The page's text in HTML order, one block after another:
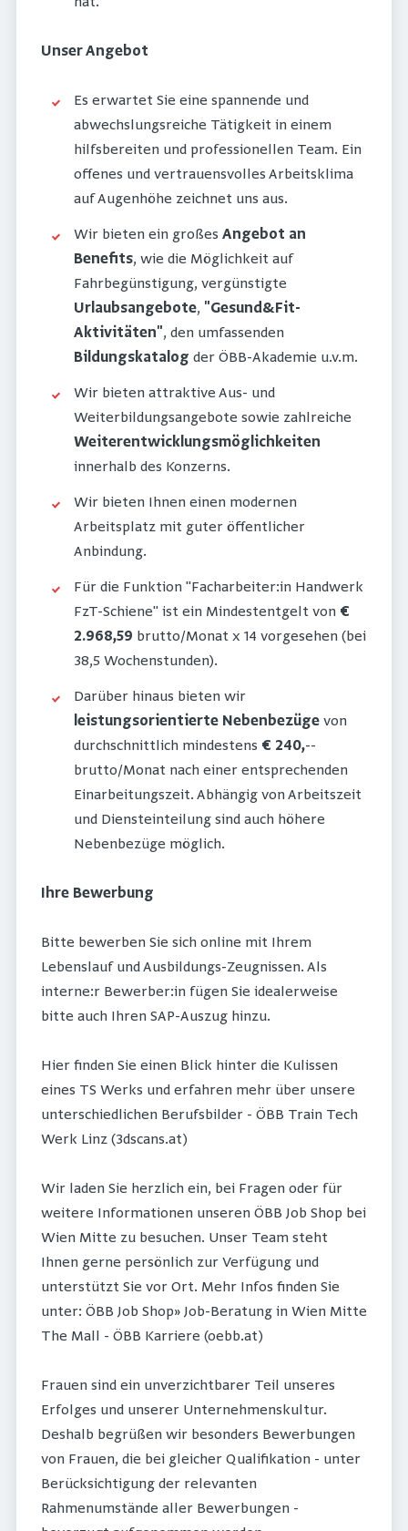
Unser Angebot
Es erwartet Sie eine spannende und
abwechslungsreiche Tätigkeit in einem
hilfsbereiten und professionellen Team. Ein
offenes und vertrauensvolles Arbeitsklima
auf Augenhöhe zeichnet uns aus.
Wir bieten ein großes Angebot an
Benefits, wie die Möglichkeit auf
Fahrbegünstigung, vergünstigte
Urlaubsangebote, "Gesund&Fit-
Aktivitäten", den umfassenden
Bildungskatalog der ÖBB-Akademie u.v.m.
Wir bieten attraktive Aus- und
Weiterbildungsangebote sowie zahlreiche
Weiterentwicklungsmöglichkeiten
innerhalb des Konzerns.
Wir bieten Ihnen einen modernen
Arbeitsplatz mit guter öffentlicher
Anbindung.
Für die Funktion "Facharbeiter:in Handwerk
FzT-Schiene" ist ein Mindestentgelt von €
2.968,59 brutto/Monat x 14 vorgesehen (bei
38,5 Wochenstunden).
Darüber hinaus bieten wir
leistungsorientierte Nebenbezüge von
durchschnittlich mindestens € 240,--
brutto/Monat nach einer entsprechenden
Einarbeitungszeit. Abhängig von Arbeitszeit
und Diensteinteilung sind auch höhere
Nebenbezüge möglich.
Ihre Bewerbung
Bitte bewerben Sie sich online mit Ihrem
Lebenslauf und Ausbildungs-Zeugnissen. Als
interne:r Bewerber:in fügen Sie idealerweise
bitte auch Ihren SAP-Auszug hinzu.
Hier finden Sie einen Blick hinter die Kulissen
eines TS Werks und erfahren mehr über unsere
unterschiedlichen Berufsbilder - ÖBB Train Tech
Werk Linz (3dscans.at)
Wir laden Sie herzlich ein, bei Fragen oder für
weitere Informationen unseren ÖBB Job Shop bei
Wien Mitte zu besuchen. Unser Team steht
Ihnen gerne persönlich zur Verfügung und
unterstützt Sie vor Ort. Mehr Infos finden Sie
unter: ÖBB Job Shop» Job-Beratung in Wien Mitte
The Mall - ÖBB Karriere (oebb.at)
Frauen sind ein unverzichtbarer Teil unseres
Erfolges und unserer Unternehmenskultur.
Deshalb begrüßen wir besonders Bewerbungen
von Frauen, die bei gleicher Qualifikation - unter
Berücksichtigung der relevanten
Rahmenumstände aller Bewerbungen -